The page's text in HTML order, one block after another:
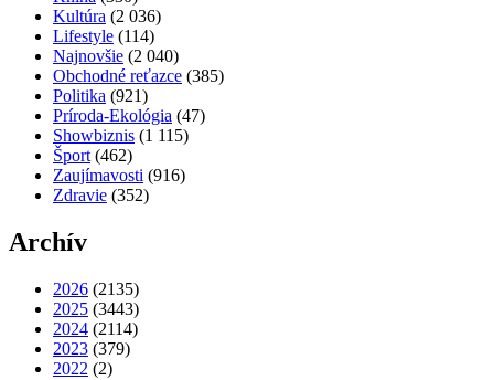
Kultúra (2 036)
Lifestyle (114)
Najnovšie (2 040)
Obchodné reťazce (385)
Politika (921)
Príroda-Ekológia (47)
Showbiznis (1 115)
Šport (462)
Zaujímavosti (916)
Zdravie (352)
Archív
2026 (2135)
2025 (3443)
2024 (2114)
2023 (379)
2022 (2)